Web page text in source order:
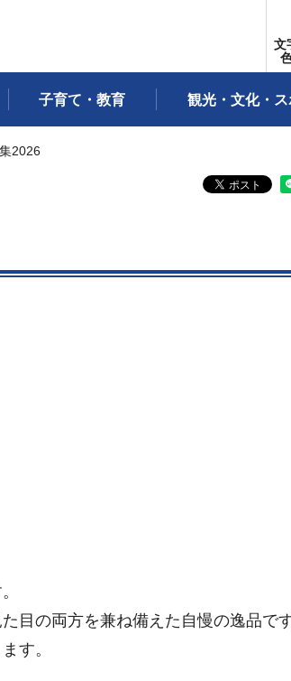
文
子育て・教育 観光・文化・
2026
目の両方を兼ね備えた自慢の逸品で
す。